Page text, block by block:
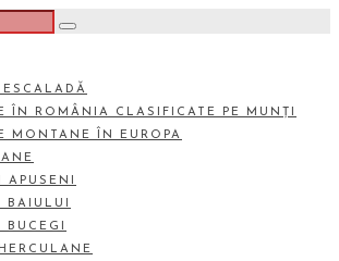
ÎN ROMÂNIA CLASIFICATE PE MUNȚI
MONTANE ÎN EUROPA
APUSENI
BAIULUI
BUCEGI